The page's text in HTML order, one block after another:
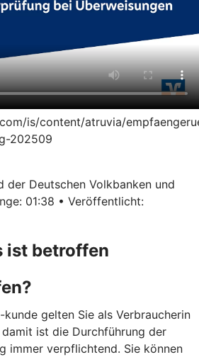
is/content/atruvia/
202509
der Deutschen Volkbanken und
01:38 • Veröffentlicht:
ist betroffen
gelten Sie als Verbraucherin
ist die Durchführung der
immer verpflichtend. Sie können